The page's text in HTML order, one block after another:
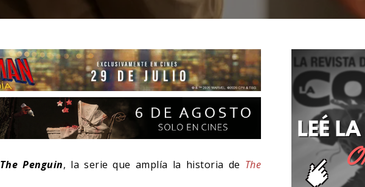
The Penguin, la serie que amplía la historia de The